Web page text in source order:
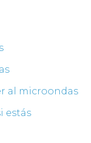
al microondas
estás